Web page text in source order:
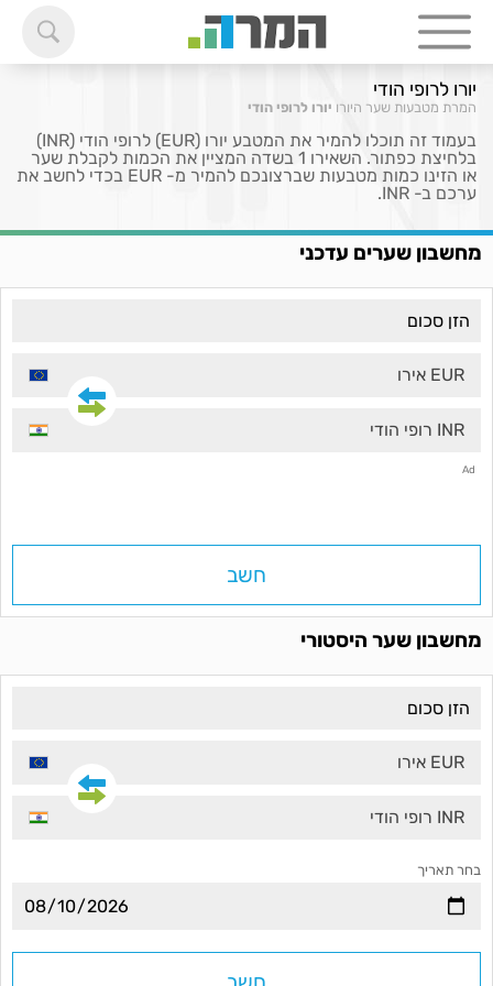
יורו לרופי הודי
המרת מטבעות שער היורו יורו לרופי הודי
בעמוד זה תוכלו להמיר את המטבע יורו (EUR) לרופי הודי (INR)
בלחיצת כפתור. השאירו 1 בשדה המציין את הכמות לקבלת שער
או הזינו כמות מטבעות שברצונכם להמיר מ- EUR בכדי לחשב את
ערכם ב- INR.
מחשבון שערים עדכני
EUR אירו
INR רופי הודי
Ad
חשב
מחשבון שער היסטורי
EUR אירו
INR רופי הודי
בחר תאריך